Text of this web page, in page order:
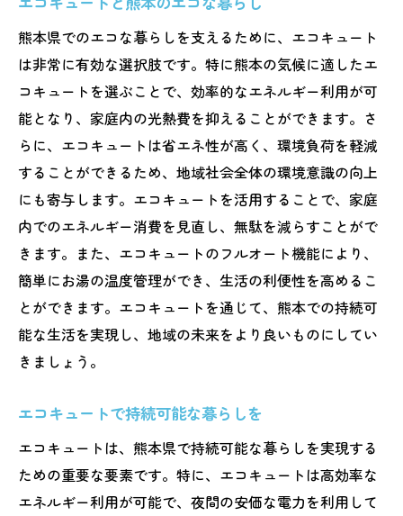
熊本県でのエコな暮らしを支えるために、エコキュート
は非常に有効な選択肢です。特に熊本の気候に適したエ
コキュートを選ぶことで、効率的なエネルギー利用が可
能となり、家庭内の光熱費を抑えることができます。さ
らに、エコキュートは省エネ性が高く、環境負荷を軽減
することができるため、地域社会全体の環境意識の向上
にも寄与します。エコキュートを活用することで、家庭
内でのエネルギー消費を見直し、無駄を減らすことがで
きます。また、エコキュートのフルオート機能により、
簡単にお湯の温度管理ができ、生活の利便性を高めるこ
とができます。エコキュートを通じて、熊本での持続可
能な生活を実現し、地域の未来をより良いものにしてい
きましょう。
エコキュートで持続可能な暮らしを
エコキュートは、熊本県で持続可能な暮らしを実現する
ための重要な要素です。特に、エコキュートは高効率な
エネルギー利用が可能で、夜間の安価な電力を利用して